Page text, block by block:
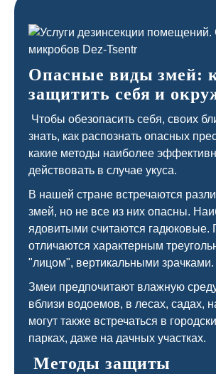
Опасные виды змей:
защитить себя и
Чтобы обезопасить себя, своих
знать, как распознать опасных
какие методы наиболее
действовать в случае укуса.
В нашей стране встречаются
змей, но не все из них опасны.
ядовитыми считаются гадюковые.
отличаются характерным
"лицом", вертикальными зрачками.
Змеи предпочитают влажную
вблизи водоемов, в лесах, садах,
могут также встречаться в
парках, даже на дачных участках.
Методы защиты